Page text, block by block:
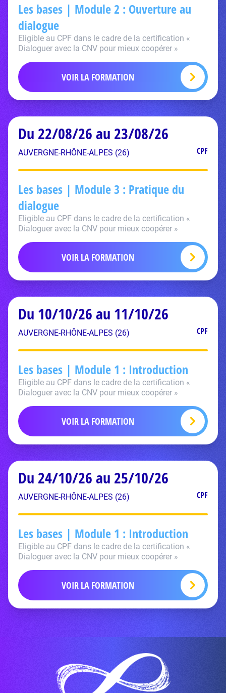
Les bases | Module 2 : Ouverture au
dialogue
Eligible au CPF dans le cadre de la certification «
Dialoguer avec la CNV pour mieux coopérer »
VOIR LA FORMATION
Du 22/08/26 au 23/08/26
AUVERGNE-RHÔNE-ALPES (26) CPF
Les bases | Module 3 : Pratique du
dialogue
Eligible au CPF dans le cadre de la certification «
Dialoguer avec la CNV pour mieux coopérer »
VOIR LA FORMATION
Du 10/10/26 au 11/10/26
AUVERGNE-RHÔNE-ALPES (26) CPF
Les bases | Module 1 : Introduction
Eligible au CPF dans le cadre de la certification «
Dialoguer avec la CNV pour mieux coopérer »
VOIR LA FORMATION
Du 24/10/26 au 25/10/26
AUVERGNE-RHÔNE-ALPES (26) CPF
Les bases | Module 1 : Introduction
Eligible au CPF dans le cadre de la certification «
Dialoguer avec la CNV pour mieux coopérer »
VOIR LA FORMATION